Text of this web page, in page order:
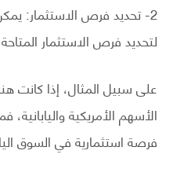
2- تحديد فرص الاستثمار:
لتحديد فرص الاستثمار
على سبيل المثال، إذا كانت
الأسهم الأمريكية
فرصة استثمارية في السوق